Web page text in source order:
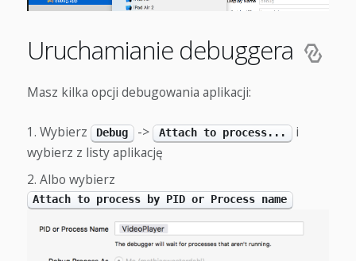
Uruchamianie debuggera
Masz kilka opcji debugowania aplikacji:
Wybierz Debug -> Attach to process...
i
wybierz z listy aplikację
Albo wybierz
Attach to process by PID or Process name